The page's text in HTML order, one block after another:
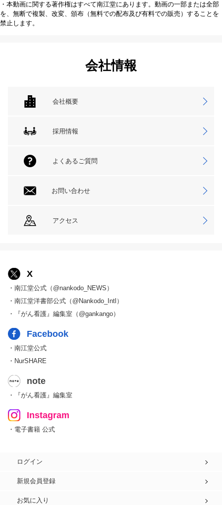
・本動画に関する著作権はすべて南江堂にあります。動画の一部または全部
を、無断で複製、改変、頒布（無料での配布及び有料での販売）することを
禁止します。
会社情報
会社概要
採用情報
よくあるご質問
お問い合わせ
アクセス
X
・南江堂公式（@nankodo_NEWS）
・南江堂洋書部公式（@Nankodo_Intl）
・『がん看護』編集室（@gankango）
Facebook
・南江堂公式
・NurSHARE
note
・『がん看護』編集室
Instagram
・電子書籍 公式
ログイン
新規会員登録
お気に入り